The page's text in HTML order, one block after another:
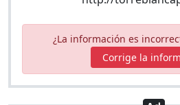
¿La información es
Corrige la